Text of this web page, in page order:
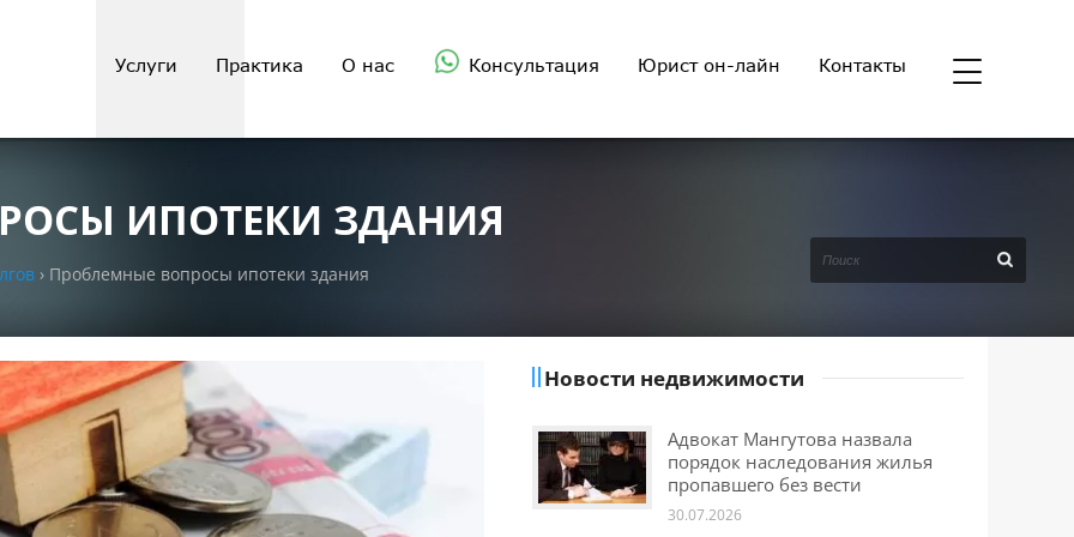
Услуги Практика О нас Консультация Юрист он-лайн Контакты
ИПОТЕКИ ЗДАНИЯ
› Проблемные вопросы ипотеки здания
Новости недвижимости
Адвокат Мангутова назвала
порядок наследования жилья
пропавшего без вести
30.07.2026